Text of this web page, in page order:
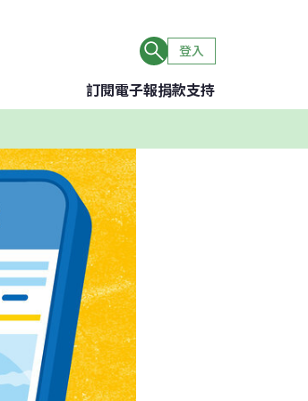
登入
訂閱電子報捐款支持